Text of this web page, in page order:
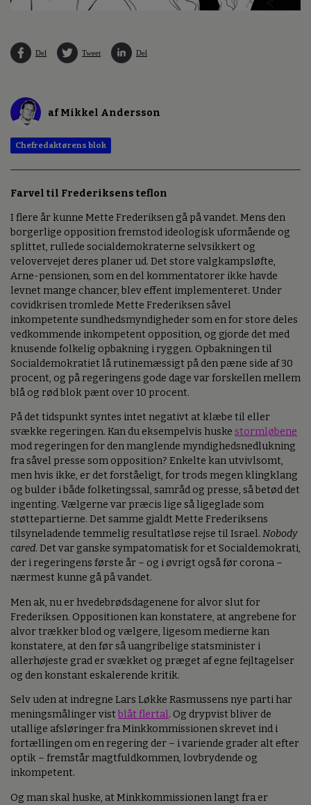
Del Tweet Del
af Mikkel Andersson
Chefredaktørens blok
Farvel til Frederiksens teflon
I flere år kunne Mette Frederiksen gå på vandet. Mens den
borgerlige opposition fremstod ideologisk uformående og
splittet, rullede socialdemokraterne selvsikkert og
velovervejet deres planer ud. Det store valgkampsløfte,
Arne-pensionen, som en del kommentatorer ikke havde
levnet mange chancer, blev effent implementeret. Under
covidkrisen tromlede Mette Frederiksen såvel
inkompetente sundhedsmyndigheder som en for store deles
vedkommende inkompetent opposition, og gjorde det med
knusende folkelig opbakning i ryggen. Opbakningen til
Socialdemokratiet lå rutinemæssigt på den pæne side af 30
procent, og på regeringens gode dage var forskellen mellem
blå og rød blok pænt over 10 procent.
På det tidspunkt syntes intet negativt at klæbe til eller
svække regeringen. Kan du eksempelvis huske stormløbene
mod regeringen for den manglende myndighedsnedlukning
fra såvel presse som opposition? Enkelte kan utvivlsomt,
men hvis ikke, er det forståeligt, for trods megen klingklang
og bulder i både folketingssal, samråd og presse, så betød det
ingenting. Vælgerne var præcis lige så ligeglade som
støttepartierne. Det samme gjaldt Mette Frederiksens
tilsyneladende temmelig resultatløse rejse til Israel. Nobody
cared. Det var ganske sympatomatisk for et Socialdemokrati,
der i regeringens første år – og i øvrigt også før corona –
nærmest kunne gå på vandet.
Men ak, nu er hvedebrødsdagenene for alvor slut for
Frederiksen. Oppositionen kan konstatere, at angrebene for
alvor trækker blod og vælgere, ligesom medierne kan
konstatere, at den før så uangribelige statsminister i
allerhøjeste grad er svækket og præget af egne fejltagelser
og den konstant eskalerende kritik.
Selv uden at indregne Lars Løkke Rasmussens nye parti har
meningsmålinger vistblåt flertal. Og drypvist bliver de
utallige afsløringer fra Minkkommissionen skrevet ind i
fortællingen om en regering der – i variende grader alt efter
optik – fremstår magtfuldkommen, lovbrydende og
inkompetent.
Og man skal huske, at Minkkommissionen langt fra er